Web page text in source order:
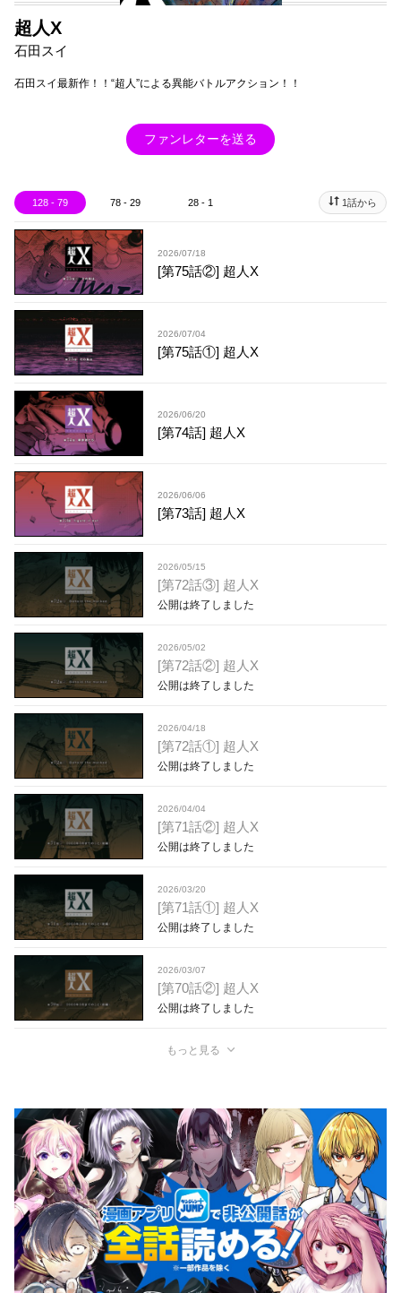
超人X
石田スイ
石田スイ最新作！！“超人”による異能バトルアクション！！
ファンレターを送る
128 - 79 78 - 29 28 - 1 1話から
2026/07/18
[第75話②] 超人X
2026/07/04
[第75話①] 超人X
2026/06/20
[第74話] 超人X
2026/06/06
[第73話] 超人X
2026/05/15
[第72話③] 超人X
公開は終了しました
2026/05/02
[第72話②] 超人X
公開は終了しました
2026/04/18
[第72話①] 超人X
公開は終了しました
2026/04/04
[第71話②] 超人X
公開は終了しました
2026/03/20
[第71話①] 超人X
公開は終了しました
2026/03/07
[第70話②] 超人X
公開は終了しました
もっと見る